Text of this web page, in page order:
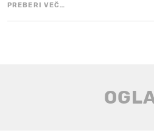
PREBERI VEČ…